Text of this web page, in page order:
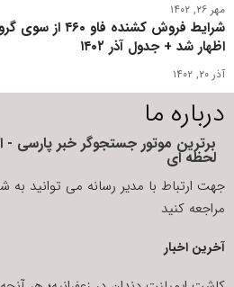
مهر ۲۶, ۱۴۰۲
شرایط فروش کشنده فاو
اظهار شد + جدول آذر ۱۴۰۲
آذر ۲۰, ۱۴۰۲
درباره ما
برترین موتور جستجوگر خبر پارسی -
لحظه ای
مراجعه کنید
آخرین اخبار